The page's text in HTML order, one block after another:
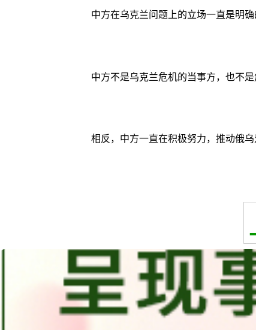
中方在乌克兰问题上的立场一直是明
中方不是乌克兰危机的当事方，也不
相反，中方一直在积极努力，推动俄